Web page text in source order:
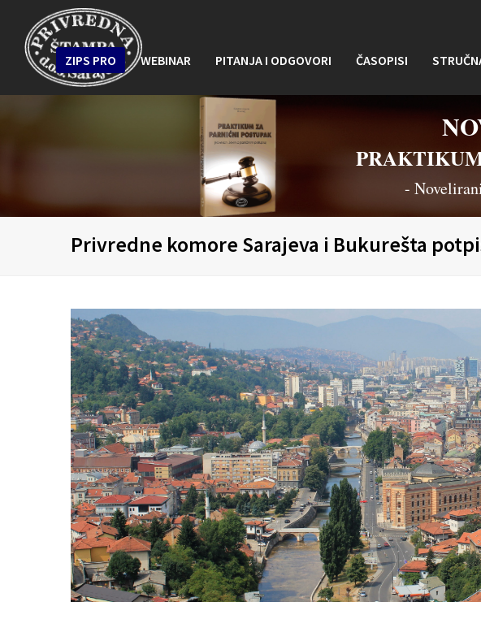
ZIPS PRO WEBINAR PITANJA I ODGOVORI ČASOPISI
-
Privredne komore Sarajeva i Bukurešta